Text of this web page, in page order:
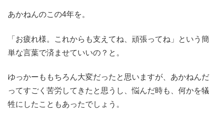
あかねんのこの4年を。
「お疲れ様。これからも支えてね、頑張ってね」という簡
単な言葉で済ませていいの？と。
ゆっかーももちろん大変だったと思いますが、あかねんだ
ってすごく苦労してきたと思うし、悩んだ時も、何かを犠
牲にしたこともあったでしょう。